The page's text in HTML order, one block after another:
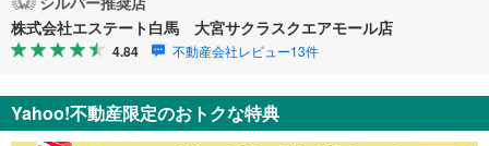
株式会社エステート白馬 大宮サクラスクエアモール店
4.84 不動産会社レビュー13件
Yahoo!不動産限定のおトクな特典